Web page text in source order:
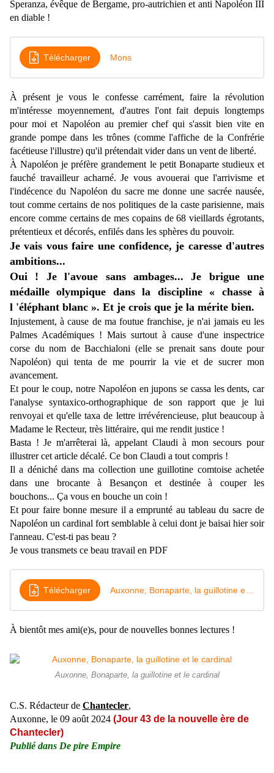
Speranza, évêque de Bergame, pro-autrichien et anti Napoléon III
en diable !
Télécharger Mons
À présent je vous le confesse carrément, faire la révolution
m'intéresse moyennement, d'autres l'ont fait depuis longtemps
pour moi et Napoléon au premier chef qui s'assit bien vite en
grande pompe dans les trônes (comme l'affiche de la Confrérie
facétieuse l'illustre) qu'il prétendait vider dans un vent de liberté.
À Napoléon je préfère grandement le petit Bonaparte studieux et
fauché travailleur acharné. Je vous avouerai que l'arrivisme et
l'indécence du Napoléon du sacre me donne une sacrée nausée,
tout comme certains de nos politiques de la caste parisienne, mais
encore comme certains de mes copains de 68 vieillards égrotants,
prétentieux et décorés, enfilés dans les sphères du pouvoir.
Je vais vous faire une confidence, je caresse d'autres
ambitions...
Oui ! Je l'avoue sans ambages... Je brigue une
médaille olympique dans la discipline « chasse à
l 'éléphant blanc ». Et je crois que je la mérite bien.
Injustement, à cause de ma foutue franchise, je n'ai jamais eu les
Palmes Académiques ! Mais surtout à cause d'une inspectrice
corse du nom de Bacchialoni (elle se prenait sans doute pour
Napoléon) qui tenta de me pourrir la vie et de sucrer mon
avancement.
Et pour le coup, notre Napoléon en jupons se cassa les dents, car
l'analyse syntaxico-orthographique de son rapport que je lui
renvoyai et qu'elle taxa de lettre irrévérencieuse, plut beaucoup à
Madame le Recteur, très littéraire, qui me rendit justice !
Basta ! Je m'arrêterai là, appelant Claudi à mon secours pour
illustrer cet article décalé. Ce bon Claudi a tout compris !
Il a déniché dans ma collection une guillotine comtoise achetée
dans une brocante à Besançon et destinée à couper les
bouchons... Ça vous en bouche un coin !
Et pour faire bonne mesure il a emprunté au tableau du sacre de
Napoléon un cardinal fort semblable à celui dont je baisai hier soir
l'anneau. C'est-ti pas beau ?
Je vous transmets ce beau travail en PDF
Télécharger
À bientôt mes ami(e)s, pour de nouvelles bonnes lectures !
Auxonne, Bonaparte, la guillotine et le cardinal
C.S. Rédacteur de Chantecler,
Auxonne, le 09 août 2024 (Jour 43 de la nouvelle ère de
Chantecler)
Publié dans De pire Empire